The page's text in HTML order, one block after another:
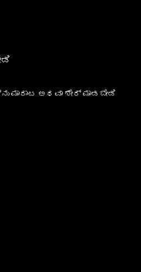
ಅಥವಾ ಶೇರ್‌ ಮಾಡಬೇಡಿ